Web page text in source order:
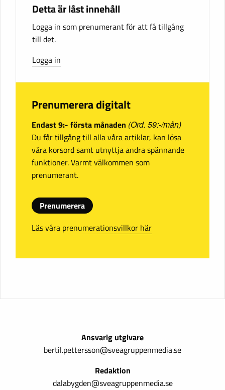
Detta är låst innehåll
Logga in som prenumerant för att få tillgång
till det.
Logga in
Prenumerera digitalt
Endast 9:- första månaden (Ord. 59:-/mån)
Du får tillgång till alla våra artiklar, kan lösa
våra korsord samt utnyttja andra spännande
funktioner. Varmt välkommen som
prenumerant.
Prenumerera
Läs våra prenumerationsvillkor här
Ansvarig utgivare
bertil.pettersson@sveagruppenmedia.se
Redaktion
dalabygden@sveagruppenmedia.se